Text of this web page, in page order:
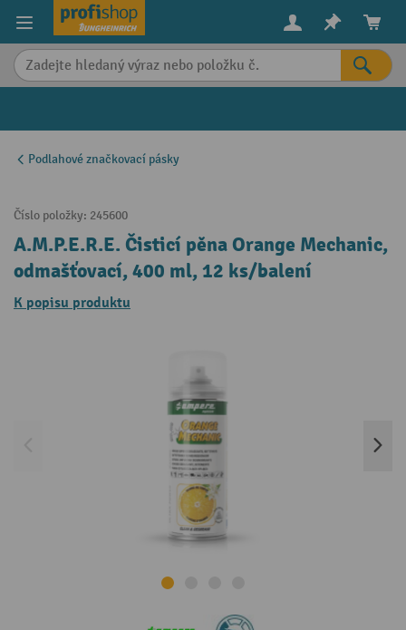
content
Podlahové značkovací pásky
Číslo položky: 245600
A.M.P.E.R.E. Čisticí pěna Orange Mechanic,
odmašťovací, 400 ml, 12 ks/balení
K popisu produktu